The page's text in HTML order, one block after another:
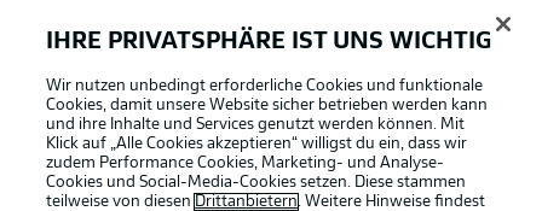
IHRE PRIVATSPHÄRE IST UNS WICHTIG
Wir nutzen unbedingt erforderliche Cookies und funktionale
Cookies, damit unsere Website sicher betrieben werden kann
und ihre Inhalte und Services genutzt werden können. Mit
Klick auf „Alle Cookies akzeptieren“ willigst du ein, dass wir
zudem Performance Cookies, Marketing- und Analyse-
Cookies und Social-Media-Cookies setzen. Diese stammen
teilweise von diesen Drittanbietern. Weitere Hinweise findest